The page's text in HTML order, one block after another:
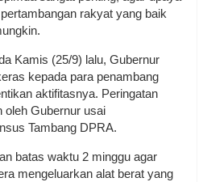
rakyat yang baik
Kamis (25/9) lalu, Gubernur
kepada para penambang
aktifitasnya. Peringatan
oleh Gubernur usai
Tambang DPRA.
batas waktu 2 minggu agar
mengeluarkan alat berat yang